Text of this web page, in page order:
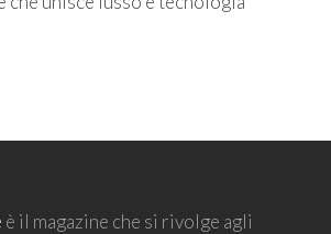
è il magazine che si rivolge agli